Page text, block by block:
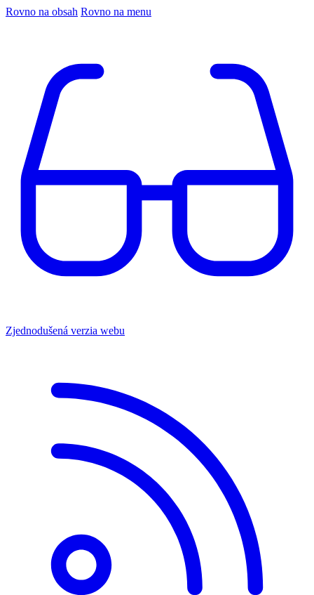
Rovno na obsah Rovno na menu
Zjednodušená verzia webu